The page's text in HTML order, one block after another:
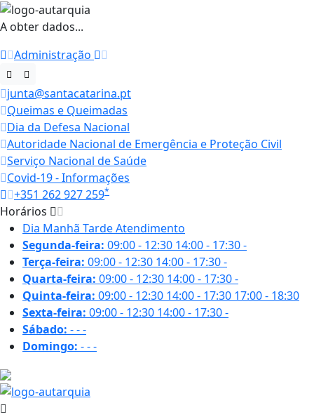
A obter dados...
Administração
junta@santacatarina.pt
Queimas e Queimadas
Dia da Defesa Nacional
Autoridade Nacional de Emergência e Proteção Civil
Serviço Nacional de Saúde
Covid-19 - Informações
+351 262 927 259*
Horários
Dia Manhã TardeAtendimento
Segunda-feira: 09:00 - 12:30 14:00 - 17:30-
Terça-feira: 09:00 - 12:30 14:00 - 17:30-
Quarta-feira: 09:00 - 12:30 14:00 - 17:30-
Quinta-feira: 09:00 - 12:30 14:00 - 17:30 17:00 - 18:30
Sexta-feira: 09:00 - 12:30 14:00 - 17:30-
Sábado: ---
Domingo: ---